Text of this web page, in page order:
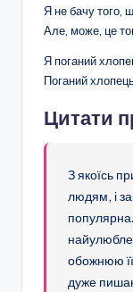
Я не бачу того,
Але, може, це
Я поганий
Поганий
Цитати
З якоїсь
людям, і
обожнюю
дуже